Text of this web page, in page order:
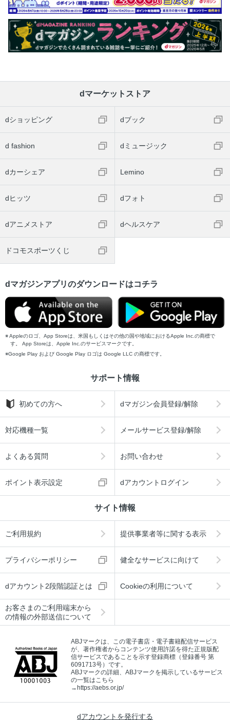
dマーケットストア
dショッピング dブック
d fashion dミュージック
dカーシェア Lemino
dヒッツ dフォト
dアニメストア dヘルスケア
ドコモスポーツくじ
dマガジンアプリのダウンロードはコチラ
Appleのロゴ、App Storeは、米国もしくはその他の国や地域におけるApple Inc.の商標で
す。 App Storeは、Apple Inc.のサービスマークです。
Google Play および Google Play ロゴは Google LLC の商標です。
サポート情報
初めての方へ dマガジン会員登録/解除
対応機種一覧 メールサービス登録/解除
よくある質問 お問い合わせ
ポイント表示設定 dアカウントログイン
サイト情報
ご利用規約 提供事業者等に関する表示
プライバシーポリシー 健全なサービスに向けて
dアカウント2段階認証とは Cookieの利用について
お客さまのご利用端末から
の情報の外部送信について
ABJマークは、この電子書店・電子書籍配信サービス
が、著作権者からコンテンツ使用許諾を得た正規版配
信サービスであることを示す登録商標（登録番号 第
6091713号）です。
ABJマークの詳細、ABJマークを掲示しているサービス
の一覧はこちら
→ https://aebs.or.jp/
dアカウントを発行する